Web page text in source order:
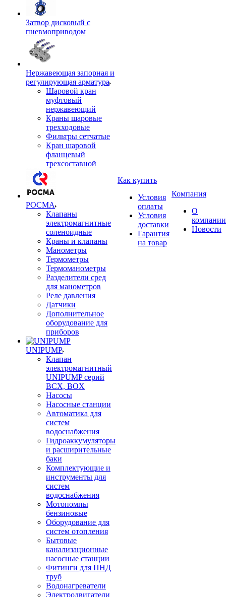
Затвор дисковый с
пневмоприводом
Нержавеющая запорная и
регулирующая арматура
Шаровой кран
муфтовый
нержавеющий
Краны шаровые
трехходовые
Фильтры сетчатые
Кран шаровой
фланцевый
трехсоставной
РОСМА
Клапаны
электромагнитные
соленоидные
Краны и клапаны
Манометры
Термометры
Термоманометры
Разделители сред
для манометров
Реле давления
Датчики
Дополнительное
оборудование для
приборов
UNIPUMP
Клапан
электромагнитный
UNIPUMP серий
BCX, BOX
Насосы
Насосные станции
Автоматика для
систем
водоснабжения
Гидроаккумуляторы
и расширительные
баки
Комплектующие и
инструменты для
систем
водоснабжения
Мотопомпы
бензиновые
Оборудование для
систем отопления
Бытовые
канализационные
насосные станции
Фитинги для ПНД
труб
Водонагреватели
Электродвигатели
Как купить
Условия
оплаты
Условия
доставки
Гарантия
на товар
Компания
О
компании
Новости